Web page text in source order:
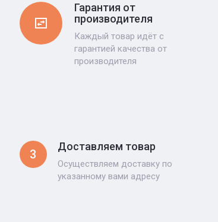
Гарантия от
производителя
Каждый товар идёт с
гарантией качества от
производителя
3
Доставляем товар
Осуществляем доставку по
указанному вами адресу